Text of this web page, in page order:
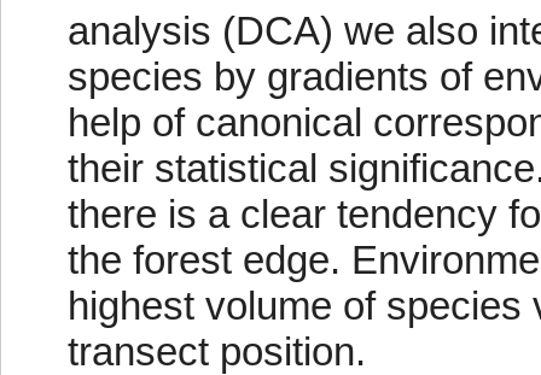
analysis (DCA) we also
species by gradients of
help of canonical
their statistical
there is a clear tendency
the forest edge.
highest volume of species
transect position.